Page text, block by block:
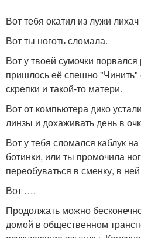
Вот тебя окатил из лужи
Вот ты ноготь сломала.
Вот у твоей сумочки
пришлось её спешно
скрепки и такой-то матери.
Вот от компьютера дико
линзы и дохаживать день в
Вот у тебя сломался каблук
ботинки, или ты промочила
переобуваться в сменку, в
Вот ….
Продолжать можно
домой в общественном